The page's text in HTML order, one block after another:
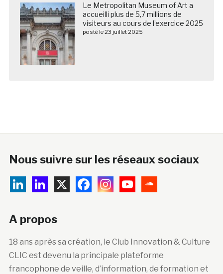
Le Metropolitan Museum of Art a
accueilli plus de 5,7 millions de
visiteurs au cours de l’exercice 2025
posté le 23 juillet 2025
Nous suivre sur les réseaux sociaux
A propos
18 ans après sa création, le Club Innovation & Culture
CLIC est devenu la principale plateforme
francophone de veille, d’information, de formation et